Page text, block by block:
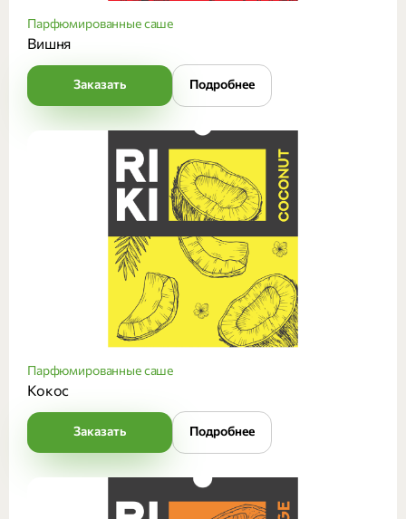
Парфюмированные саше
Вишня
Заказать Подробнее
Парфюмированные саше
Кокос
Заказать Подробнее